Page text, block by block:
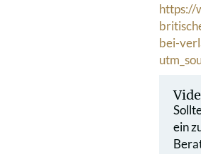
https://
bei-
ein